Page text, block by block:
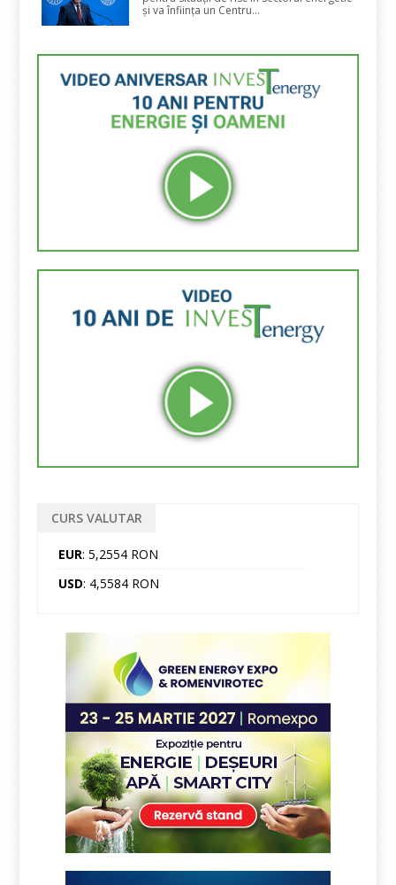
și va înființa un Centru...
CURS VALUTAR
EUR: 5,2554 RON
USD: 4,5584 RON